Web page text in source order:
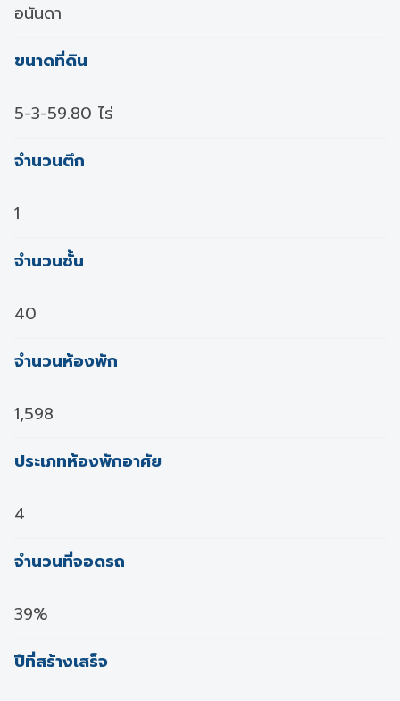
อนันดา
ขนาดที่ดิน
5-3-59.80 ไร่
จำนวนตึก
1
จำนวนชั้น
40
จำนวนห้องพัก
1,598
ประเภทห้องพักอาศัย
4
จำนวนที่จอดรถ
39%
ปีที่สร้างเสร็จ